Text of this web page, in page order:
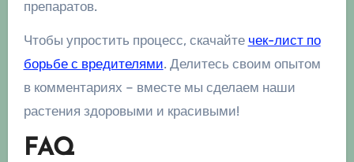
препаратов.
Чтобы упростить процесс, скачайте чек-лист по
борьбе с вредителями. Делитесь своим опытом
в комментариях – вместе мы сделаем наши
растения здоровыми и красивыми!
FAQ